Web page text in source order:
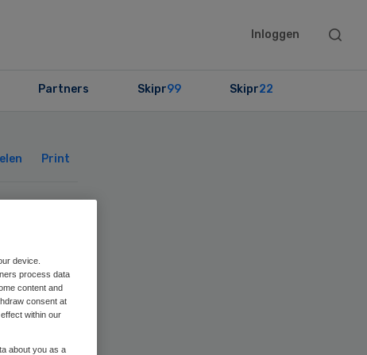
Inloggen
Search
Partners Skipr99 Skipr22
Print
device.
process data
content and
consent at
within our
about you as a